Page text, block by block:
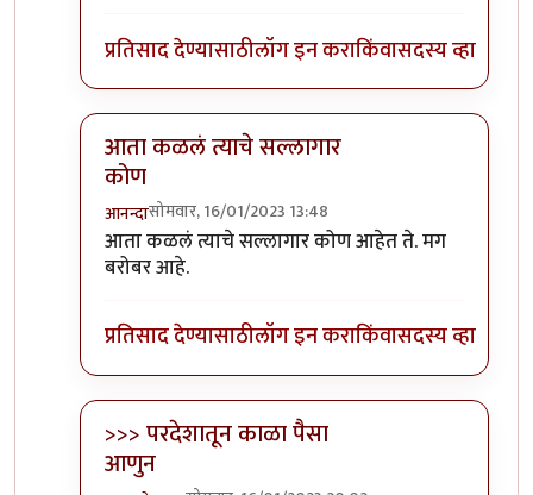
प्रतिसाद देण्यासाठीलॉग इन कराकिंवासदस्य व्हा
आता कळलं त्याचे सल्लागार
कोण
आनन्दासोमवार, 16/01/2023 13:48
In reply toसल्लागारांना असे वाटत असावे की...
आता कळलं त्याचे सल्लागार कोण आहेत ते. मग
बरोबर आहे.
प्रतिसाद देण्यासाठीलॉग इन कराकिंवासदस्य व्हा
>>> परदेशातून काळा पैसा
आणुन